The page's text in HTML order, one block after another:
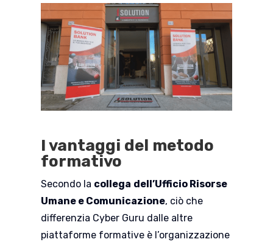
I vantaggi del metodo
formativo
Secondo la collega dell’Ufficio Risorse
Umane e Comunicazione, ciò che
differenzia Cyber Guru dalle altre
piattaforme formative è l’organizzazione